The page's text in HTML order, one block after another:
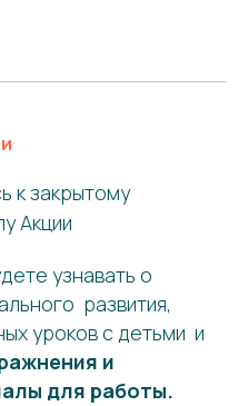
к закрытому
Акции
узнавать о
развития,
уроков с детьми и
и
для работы.